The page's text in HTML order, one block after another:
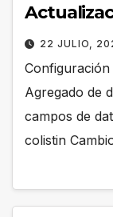
22 JULIO,
Agregado de
campos de
colistin